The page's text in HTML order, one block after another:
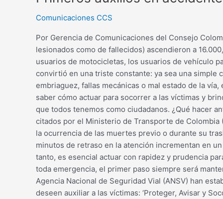
Comunicaciones CCS
Por Gerencia de Comunicaciones del Consejo
lesionados como de fallecidos) ascendieron a
usuarios de motocicletas, los usuarios de vehículo
convirtió en una triste constante: ya sea una simple
embriaguez, fallas mecánicas o mal estado de la
saber cómo actuar para socorrer a las víctimas y
que todos tenemos como ciudadanos. ¿Qué hacer
citados por el Ministerio de Transporte de
la ocurrencia de las muertes previo o durante su
minutos de retraso en la atención incrementan en
tanto, es esencial actuar con rapidez y prudencia
toda emergencia, el primer paso siempre será
Agencia Nacional de Seguridad Vial (ANSV) han
deseen auxiliar a las víctimas: ‘Proteger, Avisar y